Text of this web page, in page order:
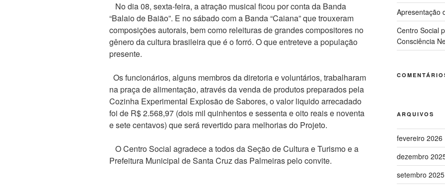
No dia 08, sexta-feira, a atração musical ficou por conta da Banda
“Balaio de Baião”. E no sábado com a Banda “Caiana” que trouxeram
composições autorais, bem como releituras de grandes compositores no
gênero da cultura brasileira que é o forró. O que entreteve a população
presente.
Os funcionários, alguns membros da diretoria e voluntários, trabalharam
na praça de alimentação, através da venda de produtos preparados pela
Cozinha Experimental Explosão de Sabores, o valor liquido arrecadado
foi de R$ 2.568,97 (dois mil quinhentos e sessenta e oito reais e noventa
e sete centavos) que será revertido para melhorias do Projeto.
O Centro Social agradece a todos da Seção de Cultura e Turismo e a
Prefeitura Municipal de Santa Cruz das Palmeiras pelo convite.
Apresentação
Centro Social
Consciência
ARQUIVOS
fevereiro 2026
dezembro
setembro 2025